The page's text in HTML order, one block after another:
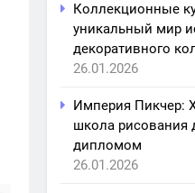
Коллекционные
уникальный мир
декоративного
26.01.2026
Империя Пикчер:
школа рисования
дипломом
26.01.2026